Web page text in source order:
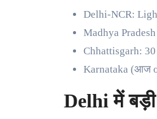
Delhi-NCR:
Madhya
Chhattisgarh:
Karnataka (आज
Delhi में बड़ी